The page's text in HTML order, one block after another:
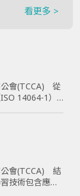
看更多 >
公會(TCCA) 從
14064-1）
理的實際應
公會(TCCA) 結
技術包含應用